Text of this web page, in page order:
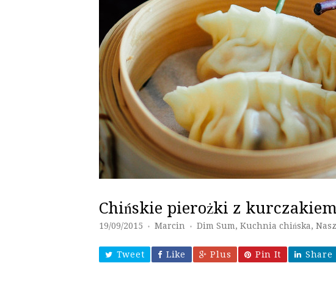
Chińskie pierożki z
19/09/2015 ♦ Marcin ♦ Dim Sum, Kuchnia chińska,
Tweet Like Plus Pin It Share